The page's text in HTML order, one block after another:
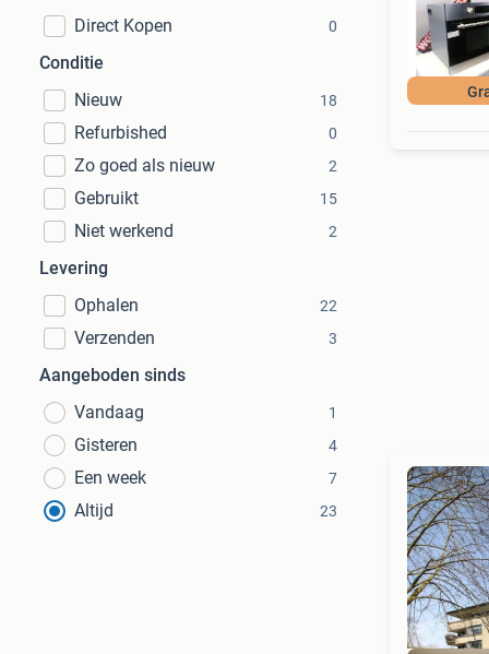
Direct Kopen
0
Conditie
Nieuw
18
Refurbished 0
Zo goed als nieuw 2
Gebruikt 15
Niet werkend 2
Levering
Ophalen
22
Verzenden 3
Aangeboden sinds
Vandaag
1
Gisteren 4
Een week 7
Altijd 23